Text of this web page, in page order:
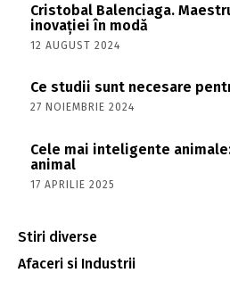
Cristobal Balenciaga.
inovației în modă
12 AUGUST 2024
Ce studii sunt necesare
27 NOIEMBRIE 2024
Cele mai inteligente
animal
17 APRILIE 2025
Stiri diverse
Afaceri si Industrii